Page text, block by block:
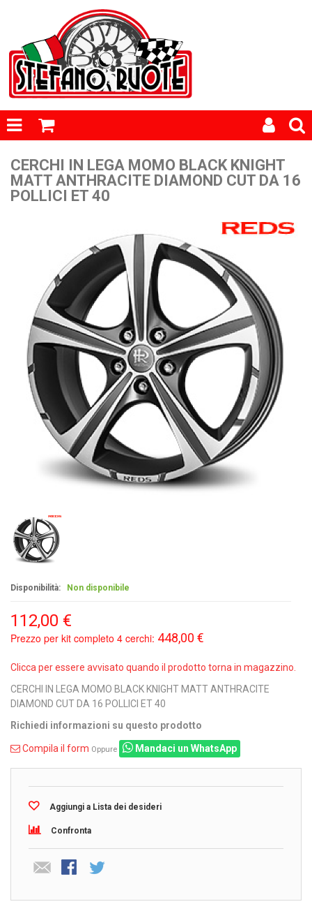
CERCHI IN LEGA MOMO BLACK KNIGHT
MATT ANTHRACITE DIAMOND CUT DA 16
POLLICI ET 40
Disponibilità: Non disponibile
112,00 €
Prezzo per kit completo 4 cerchi: 448,00 €
Clicca per essere avvisato quando il prodotto torna in magazzino.
CERCHI IN LEGA MOMO BLACK KNIGHT MATT ANTHRACITE
DIAMOND CUT DA 16 POLLICI ET 40
Richiedi informazioni su questo prodotto
Compila il form Oppure Mandaci un WhatsApp
Aggiungi a Lista dei desideri
Confronta